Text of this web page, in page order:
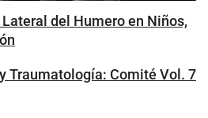
del Humero en Niños,
Traumatología: Comité Vol. 7